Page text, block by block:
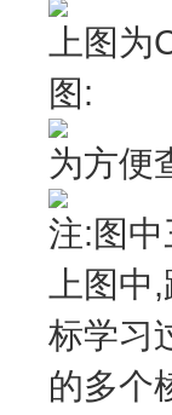
上图
图:
为方便
注:图
上图
标学习
的多个